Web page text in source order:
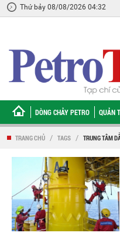
Thứ bảy 08/08/2026 04:32
DÒNG CHẢY PETRO QUẢN
TRANG CHỦ / TAGS / TRUNG TÂM